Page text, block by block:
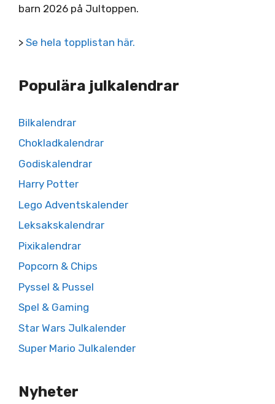
barn 2026 på Jultoppen.
> Se hela topplistan här.
Populära julkalendrar
Bilkalendrar
Chokladkalendrar
Godiskalendrar
Harry Potter
Lego Adventskalender
Leksakskalendrar
Pixikalendrar
Popcorn & Chips
Pyssel & Pussel
Spel & Gaming
Star Wars Julkalender
Super Mario Julkalender
Nyheter